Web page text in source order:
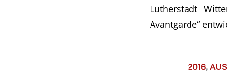
Lutherstadt
Avantgarde“
2016,